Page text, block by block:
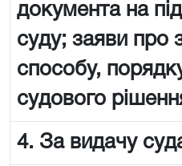
документа на
суду; заяви про
способу,
судового
4. За видачу